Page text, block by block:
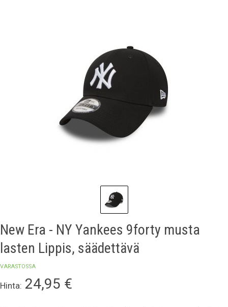
New Era - NY Yankees 9forty musta
lasten Lippis, säädettävä
VARASTOSSA
Hinta: 24,95 €